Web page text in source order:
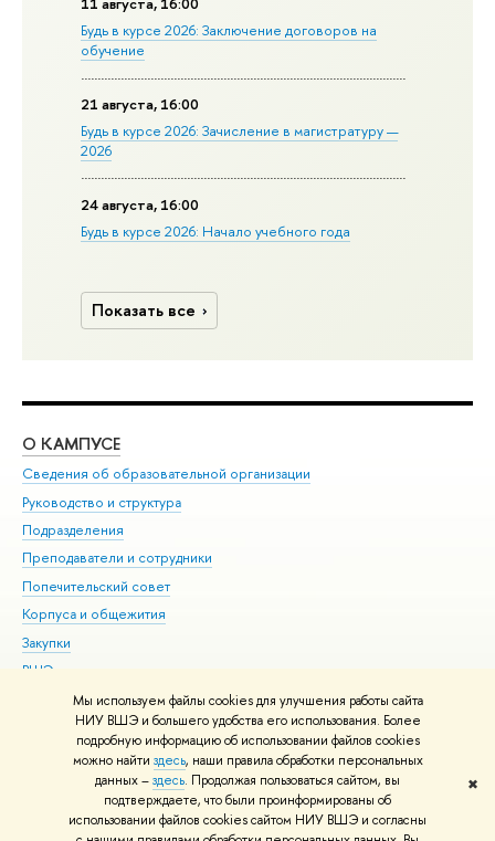
Мы используем файлы cookies для улучшения работы сайта
НИУ ВШЭ и большего удобства его использования. Более
подробную информацию об использовании файлов cookies
можно найти здесь, наши правила обработки персональных
данных –здесь. Продолжая пользоваться сайтом, вы
подтверждаете, что были проинформированы об
использовании файлов cookies сайтом НИУ ВШЭ и согласны
✖
Будь в курсе 2026: Заключение договоров на
обучение
21 августа, 16:00
Будь в курсе 2026: Зачисление в магистратуру —
2026
24 августа, 16:00
Будь в курсе 2026: Начало учебного года
Показать все
О КАМПУСЕ
Сведения об образовательной организации
Руководство и структура
Подразделения
Преподаватели и сотрудники
Попечительский совет
Корпуса и общежития
Закупки
ВШЭ для студентов с ограниченными возможностями
здоровья и инвалидностью
Версия для слабовидящих
Единая платежная страница
© НИУ ВШЭ 1993–2026 Адреса и контакты Условия использования